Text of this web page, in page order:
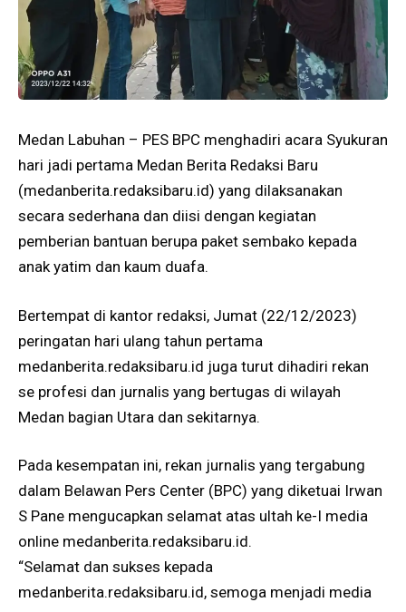
Medan Labuhan – PES BPC menghadiri acara Syukuran
hari jadi pertama Medan Berita Redaksi Baru
(medanberita.redaksibaru.id) yang dilaksanakan
secara sederhana dan diisi dengan kegiatan
pemberian bantuan berupa paket sembako kepada
anak yatim dan kaum duafa.
Bertempat di kantor redaksi, Jumat (22/12/2023)
peringatan hari ulang tahun pertama
medanberita.redaksibaru.id juga turut dihadiri rekan
se profesi dan jurnalis yang bertugas di wilayah
Medan bagian Utara dan sekitarnya.
Pada kesempatan ini, rekan jurnalis yang tergabung
dalam Belawan Pers Center (BPC) yang diketuai Irwan
S Pane mengucapkan selamat atas ultah ke-I media
online medanberita.redaksibaru.id.
“Selamat dan sukses kepada
medanberita.redaksibaru.id, semoga menjadi media